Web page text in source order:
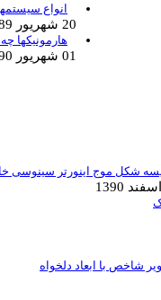
انواع
20 شهریور 1389
هارمونیکها
01 شهریور 1390
شکل موج اینورتر سینوسی
شاخص با ابعاد دلخواه